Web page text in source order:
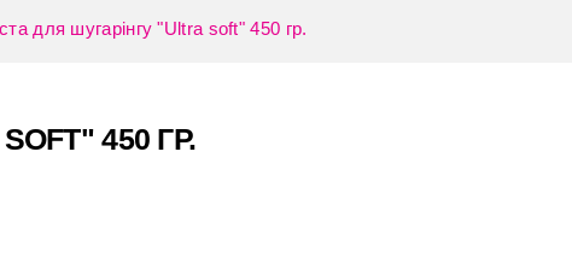
для шугарінгу "Ultra soft" 450 гр.
450 ГР.